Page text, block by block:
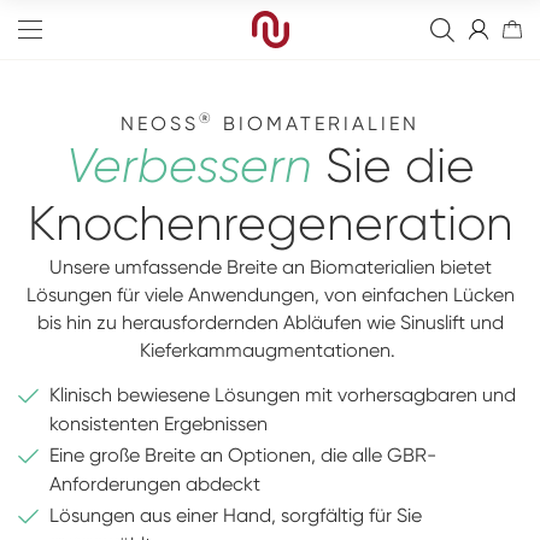
Edge
Straight
Tapered
NP=3,25
Knochenersatzmaterial
Resorbierbare Membranen
Nähte
Fixierzubehör
Finale Restaurationen
Abutments für Deckprothesen
Heilungsabutments
Schrauben
Kits
Instrumente
Digitale Modellimplantate
Digitale Abformung
Blanks
Full-Arch
Digital
Neoss Academy
NEOSS ® BIOMATERIALIEN
Verbessern Sie die
Knochenregeneration
Unsere umfassende Breite an Biomaterialien bietet
Lösungen für viele Anwendungen, von einfachen Lücken
bis hin zu herausfordernden Abläufen wie Sinuslift und
Kieferkammaugmentationen.
Klinisch bewiesene Lösungen mit vorhersagbaren und
konsistenten Ergebnissen
Eine große Breite an Optionen, die alle GBR-
Anforderungen abdeckt
Lösungen aus einer Hand, sorgfältig für Sie